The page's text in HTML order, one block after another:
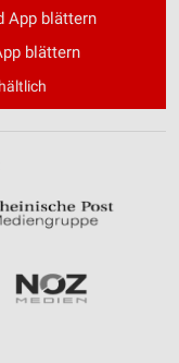
App blättern
blättern